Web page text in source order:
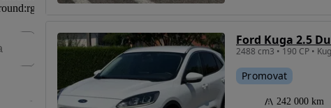
Ford Kuga 2.5
2488 cm3 • 190 CP •
Promovat
242 000 km